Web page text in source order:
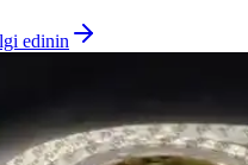
edinin